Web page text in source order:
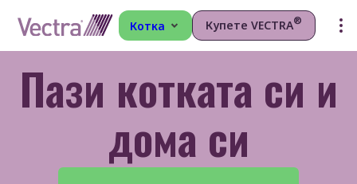
Котка Купете VECTRA®
Пази котката си и
дома си